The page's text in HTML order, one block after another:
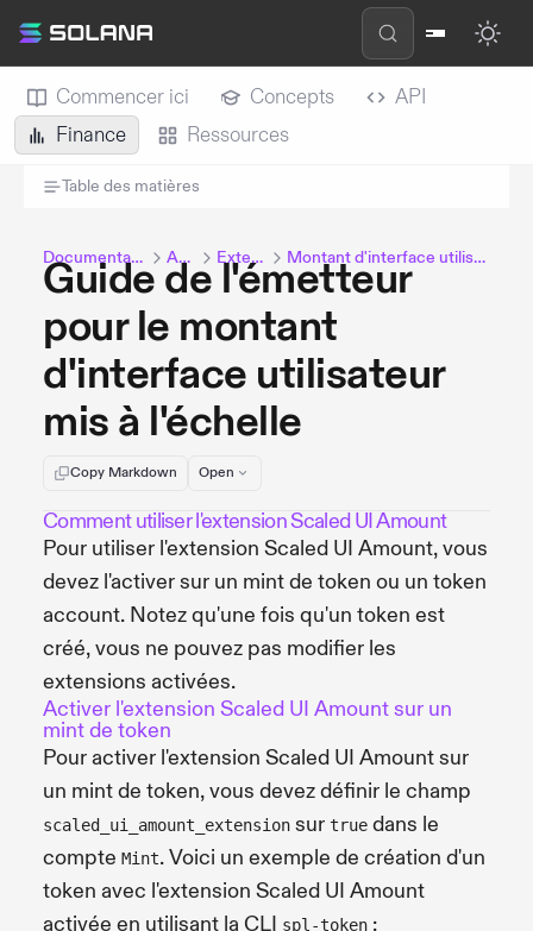
Commencer ici Concepts
API
Finance
Ressources
Table des matières
Documentation Solana Assets Extensions Montant d'interface utilisateur mis à l'échelle
Guide de l'émetteur
pour le montant
d'interface utilisateur
mis à l'échelle
Copy Markdown Open
Comment utiliser l'extension Scaled UI Amount
Pour utiliser l'extension Scaled UI Amount, vous
devez l'activer sur un mint de token ou un token
account. Notez qu'une fois qu'un token est
créé, vous ne pouvez pas modifier les
extensions activées.
Activer l'extension Scaled UI Amount sur un
mint de token
Pour activer l'extension Scaled UI Amount sur
un mint de token, vous devez définir le champ
scaled_ui_amount_extension sur true dans le
compte Mint. Voici un exemple de création d'un
token avec l'extension Scaled UI Amount
activée en utilisant la CLI spl-token :